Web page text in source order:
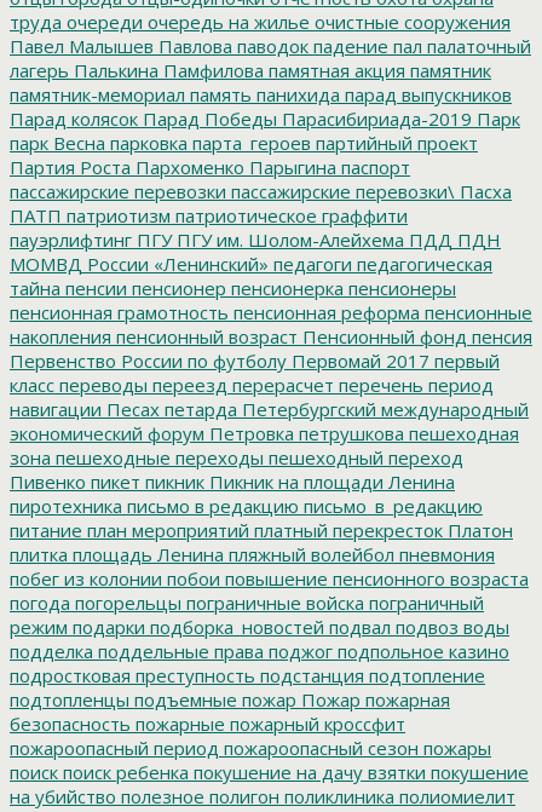
труда очереди очередь на жилье очистные сооружения
Павел Малышев Павлова паводок падение пал палаточный
лагерь Палькина Памфилова памятная акция памятник
памятник-мемориал память панихида парад выпускников
Парад колясок Парад Победы Парасибириада-2019 Парк
парк Весна парковка парта_героев партийный проект
Партия Роста Пархоменко Парыгина паспорт
пассажирские перевозки пассажирские перевозки\ Пасха
ПАТП патриотизм патриотическое граффити
пауэрлифтинг ПГУПГУ им. Шолом-Алейхема ПДД ПДН
МОМВД России «Ленинский» педагоги педагогическая
тайна пенсии пенсионер пенсионерка пенсионеры
пенсионная грамотность пенсионная реформа пенсионные
накопления пенсионный возраст Пенсионный фонд пенсия
Первенство России по футболу Первомай 2017 первый
класс переводы переезд перерасчет перечень период
навигации Песах петарда Петербургский международный
экономический форум Петровка петрушкова пешеходная
зона пешеходные переходы пешеходный переход
Пивенко пикет пикник Пикник на площади Ленина
пиротехника письмо в редакцию письмо_в_редакцию
питание план мероприятий платный перекресток Платон
плитка площадь Ленина пляжный волейбол пневмония
побег из колонии побои повышение пенсионного возраста
погода погорельцы пограничные войска пограничный
режим подарки подборка_новостей подвал подвоз воды
подделка поддельные права поджог подпольное казино
подростковая преступность подстанция подтопление
подтопленцы подъемные пожар Пожар пожарная
безопасность пожарные пожарный кроссфит
пожароопасный период пожароопасный сезон пожары
поиск поиск ребенка покушение на дачу взятки покушение
на убийство полезное полигон поликлиника полиомиелит